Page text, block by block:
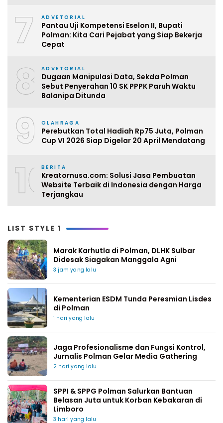
7 ADVETORIAL
Pantau Uji Kompetensi Eselon II, Bupati
Polman: Kita Cari Pejabat yang Siap Bekerja
Cepat
8 ADVETORIAL
Dugaan Manipulasi Data, Sekda Polman
Sebut Penyerahan 10 SK PPPK Paruh Waktu
Balanipa Ditunda
9 OLAHRAGA
Perebutkan Total Hadiah Rp75 Juta, Polman
Cup VI 2026 Siap Digelar 20 April Mendatang
10BERITA
Kreatornusa.com: Solusi Jasa Pembuatan
Website Terbaik di Indonesia dengan Harga
Terjangkau
LIST STYLE 1
Marak Karhutla di Polman, DLHK Sulbar
Didesak Siagakan Manggala Agni
3 jam yang lalu
Kementerian ESDM Tunda Peresmian Lisdes
di Polman
1 hari yang lalu
Jaga Profesionalisme dan Fungsi Kontrol,
Jurnalis Polman Gelar Media Gathering
2 hari yang lalu
SPPI & SPPG Polman Salurkan Bantuan
Belasan Juta untuk Korban Kebakaran di
Limboro
3 hari yang lalu